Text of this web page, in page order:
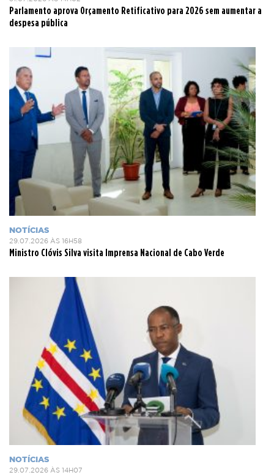
Parlamento aprova Orçamento Retificativo para 2026 sem aumentar a
despesa pública
NOTÍCIAS
29.07.2026 ÀS 16H58
Ministro Clóvis Silva visita Imprensa Nacional de Cabo Verde
NOTÍCIAS
29.07.2026 ÀS 14H07